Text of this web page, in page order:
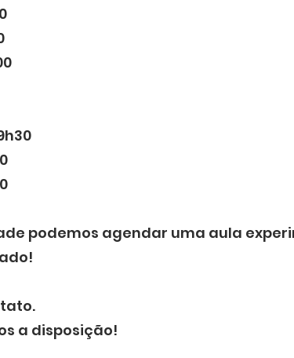
podemos agendar uma aula
a disposição!